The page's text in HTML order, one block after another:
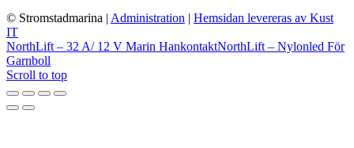
© Stromstadmarina | Administration | Hemsidan levereras av Kust
IT
NorthLift – 32 A/ 12 V Marin HankontaktNorthLift – Nylonled För
Garnboll
Scroll to top